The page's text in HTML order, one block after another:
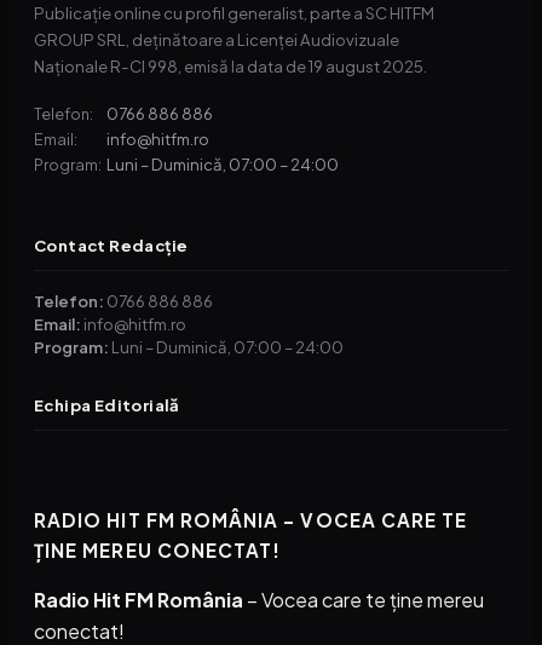
Publicație online cu profil generalist, parte a SC HITFM
GROUP SRL, deținătoare a Licenței Audiovizuale
Naționale R-CI 998, emisă la data de 19 august 2025.
Telefon: 0766 886 886
Email: info@hitfm.ro
Program: Luni – Duminică, 07:00 – 24:00
Contact Redacție
Telefon: 0766 886 886
Email: info@hitfm.ro
Program: Luni – Duminică, 07:00 – 24:00
Echipa Editorială
RADIO HIT FM ROMÂNIA – VOCEA CARE TE
ȚINE MEREU CONECTAT!
Radio Hit FM România – Vocea care te ține mereu
conectat!